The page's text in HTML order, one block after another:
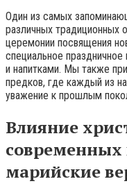
Один из самых
различных традиционных
церемонии посвящения
специальное
и напитками. Мы также
предков, где каждый из
уважение к прошлым
Влияние
марийские